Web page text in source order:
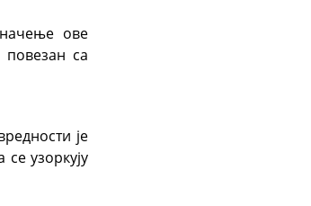
ове
са
је
узоркују